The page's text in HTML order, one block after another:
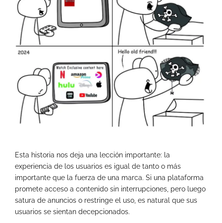
Esta historia nos deja una lección importante: la
experiencia de los usuarios es igual de tanto o más
importante que la fuerza de una marca. Si una plataforma
promete acceso a contenido sin interrupciones, pero luego
satura de anuncios o restringe el uso, es natural que sus
usuarios se sientan decepcionados.